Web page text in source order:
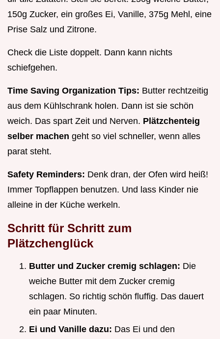
150g Zucker, ein großes Ei, Vanille, 375g Mehl, eine
Prise Salz und Zitrone.
Check die Liste doppelt. Dann kann nichts
schiefgehen.
Time Saving Organization Tips: Butter rechtzeitig
aus dem Kühlschrank holen. Dann ist sie schön
weich. Das spart Zeit und Nerven. Plätzchenteig
selber machen geht so viel schneller, wenn alles
parat steht.
Safety Reminders: Denk dran, der Ofen wird heiß!
Immer Topflappen benutzen. Und lass Kinder nie
alleine in der Küche werkeln.
Schritt für Schritt zum
Plätzchenglück
Butter und Zucker cremig schlagen: Die
weiche Butter mit dem Zucker cremig
schlagen. So richtig schön fluffig. Das dauert
ein paar Minuten.
Ei und Vanille dazu: Das Ei und den